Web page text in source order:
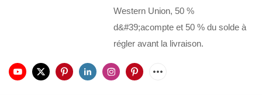
Western Union, 50 %
d&#39;acompte et 50 % du solde à
régler avant la livraison.